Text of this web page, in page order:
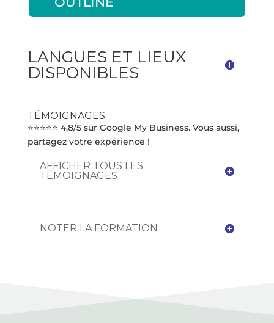
LANGUES ET LIEUX
DISPONIBLES
TÉMOIGNAGES
⭐⭐⭐⭐⭐ 4,8/5 sur Google My Business. Vous aussi,
partagez votre expérience !
AFFICHER TOUS LES
TÉMOIGNAGES
NOTER LA FORMATION